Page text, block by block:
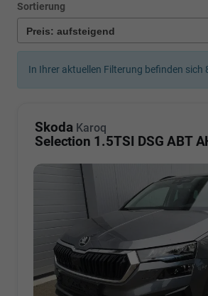
Sortierung
In Ihrer aktuellen Filterung befinden sich
Skoda Karoq
Selection 1.5TSI DSG ABT